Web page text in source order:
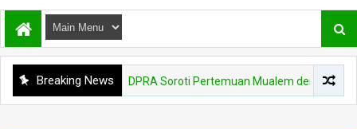
Breaking News
NEWS Komisi III DPRA Soroti Pertemuan Mualem dengan Menteri